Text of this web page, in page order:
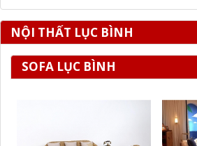
NỘI THẤT LỤC BÌNH
SOFA LỤC BÌNH